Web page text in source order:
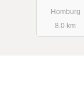
Gartengerät
e
Homburg
8.0 km